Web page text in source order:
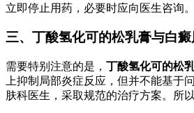
立即停止用药，必要时应向医生咨询
三、丁酸氢化可的松乳膏与白癜
需要特别注意的是， 丁酸氢化可的松
上抑制局部炎症反应，但并不能基
肤科医生，采取规范的治疗方案。所